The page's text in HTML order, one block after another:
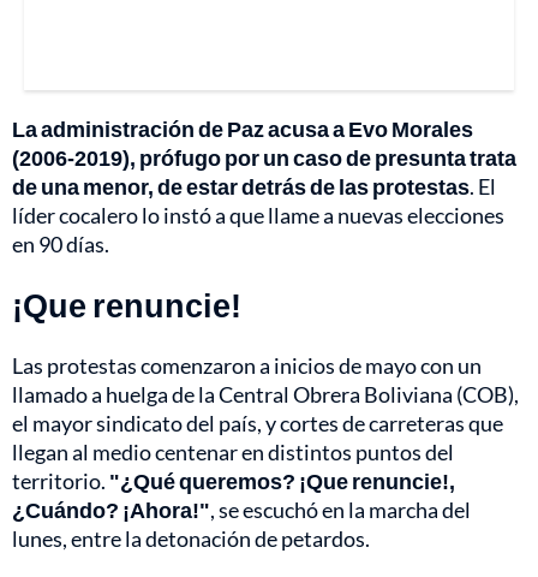
La administración de Paz acusa a Evo Morales
(2006-2019), prófugo por un caso de presunta trata
de una menor, de estar detrás de las protestas. El
líder cocalero lo instó a que llame a nuevas elecciones
en 90 días.
¡Que renuncie!
Las protestas comenzaron a inicios de mayo con un
llamado a huelga de la Central Obrera Boliviana (COB),
el mayor sindicato del país, y cortes de carreteras que
llegan al medio centenar en distintos puntos del
territorio. "¿Qué queremos? ¡Que renuncie!,
¿Cuándo? ¡Ahora!", se escuchó en la marcha del
lunes, entre la detonación de petardos.